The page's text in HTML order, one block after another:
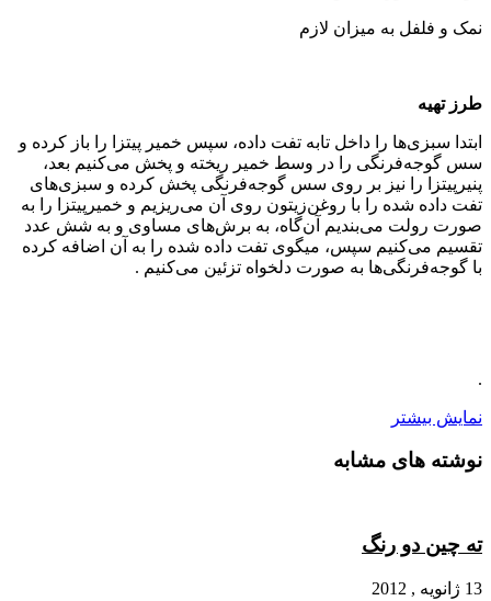
نمک و فلفل به میزان لازم
طرز تهیه
ابتدا سبزی‌ها را داخل تابه تفت داده، سپس خمیر پیتزا را باز کرده و
سس گوجه‌فرنگی را در وسط خمیر ریخته و پخش می‌کنیم بعد،
پنیرپیتزا را نیز بر روی سس گوجه‌فرنگی پخش کرده و سبزی‌های
تفت داده شده را با روغن‌زیتون روی آن می‌ریزیم و خمیرپیتزا را به
صورت رولت می‌بندیم آن‌گاه، به برش‌های مساوی و به شش عدد
تقسیم می‌کنیم سپس، میگوی تفت داده شده را به آن اضافه کرده
با گوجه‌فرنگی‌ها به صورت دلخواه تزئین می‌کنیم .
.
نمایش بیشتر
نوشته های مشابه
ته چین دو رنگ
13 ژانویه , 2012